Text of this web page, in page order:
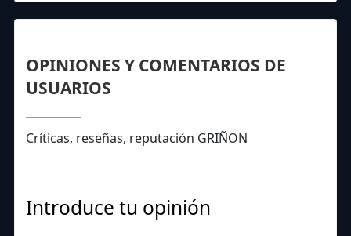
OPINIONES Y COMENTARIOS DE
USUARIOS
Críticas, reseñas, reputación GRIÑON
Introduce tu opinión